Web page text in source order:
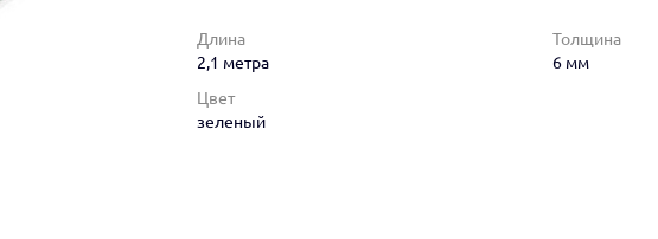
Длина
2,1 метра
Толщина
6 мм
Цвет
зеленый